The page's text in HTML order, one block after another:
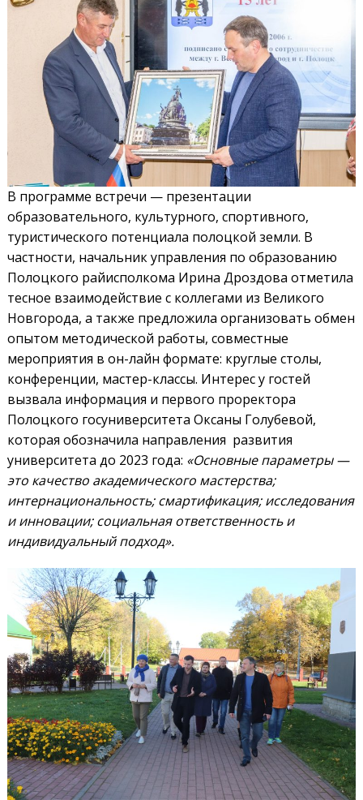
В программе встречи — презентации
образовательного, культурного, спортивного,
туристического потенциала полоцкой земли. В
частности, начальник управления по образованию
Полоцкого райисполкома Ирина Дроздова отметила
тесное взаимодействие с коллегами из Великого
Новгорода, а также предложила организовать обмен
опытом методической работы, совместные
мероприятия в он-лайн формате: круглые столы,
конференции, мастер-классы. Интерес у гостей
вызвала информация и первого проректора
Полоцкого госуниверситета Оксаны Голубевой,
которая обозначила направления развития
университета до 2023 года: «Основные параметры —
это качество академического мастерства;
интернациональность; смартификация; исследования
и инновации; социальная ответственность и
индивидуальный подход».